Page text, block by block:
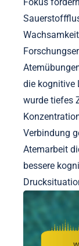
die kognitive
wurde tiefes
Verbindung
Atemarbeit
bessere